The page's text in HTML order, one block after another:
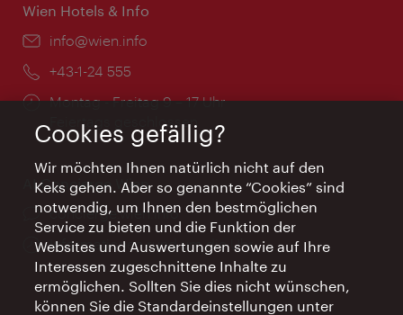
Wien Hotels & Info
Email:
info@wien.info
Telefon:
+43-1-24 555
Öffnungszeiten:
Montag - Freitag 9 – 17 Uhr
Feiertags geschlossen
AI Concierge Wien
Ort:
concierge.wien.info
Öffnungszeiten:
Informationen rund um die Uhr
Cookies gefällig?
Wir möchten Ihnen natürlich nicht auf den
Keks gehen. Aber so genannte “Cookies” sind
notwendig, um Ihnen den bestmöglichen
Service zu bieten und die Funktion der
Websites und Auswertungen sowie auf Ihre
Interessen zugeschnittene Inhalte zu
ermöglichen. Sollten Sie dies nicht wünschen,
können Sie die Standardeinstellungen unter